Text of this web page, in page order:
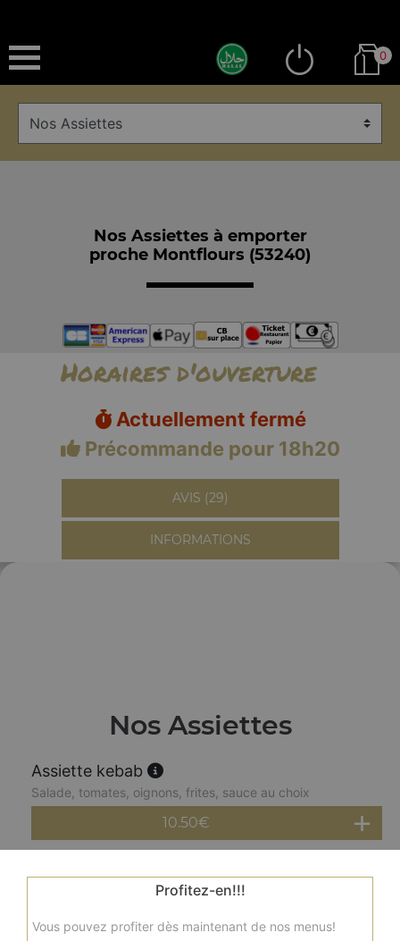
0
Nos Assiettes à emporter
proche Montflours (53240)
Horaires d'ouverture
Actuellement fermé
Précommande pour 18h20
AVIS (29)
INFORMATIONS
Nos Assiettes
Assiette kebab
Salade, tomates, oignons, frites, sauce au choix
10.50€
Assiette brochette de poulet
Salade, tomates, oignons, frites, sauce au choix
11.50€
Profitez-en!!!
Vous pouvez profiter dès maintenant de nos menus!